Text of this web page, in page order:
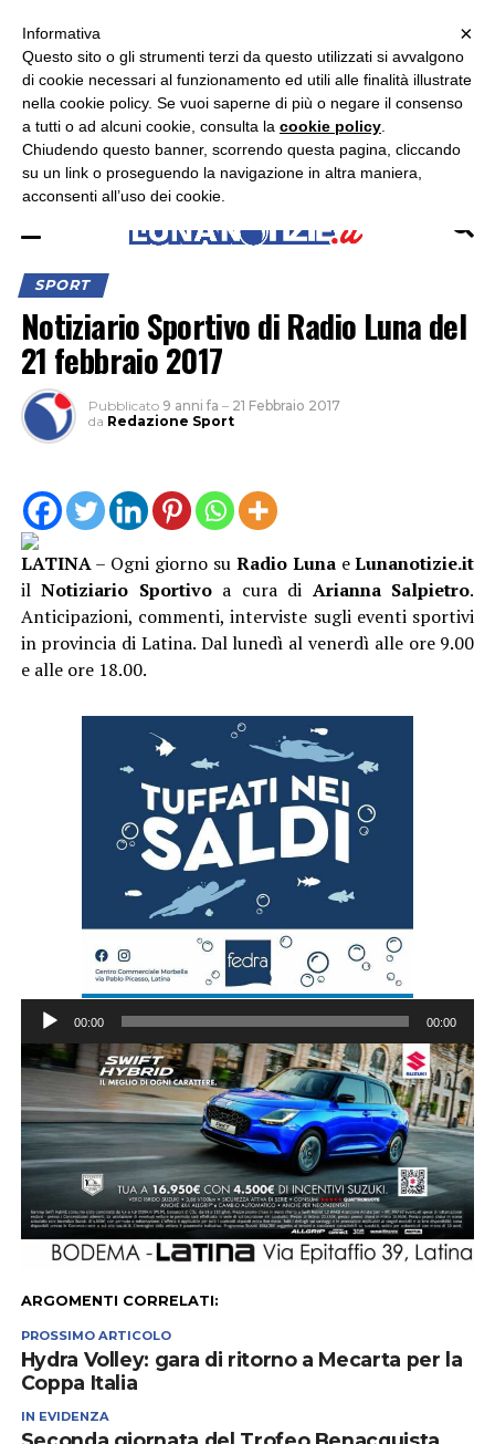
ASCOLTA RADIO LUNA
SPORT
Notiziario Sportivo di Radio Luna del
21 febbraio 2017
Pubblicato 9 anni fa – 21 Febbraio 2017
da Redazione Sport
LATINA– Ogni giorno su Radio LunaeLunanotizie.it
ilNotiziario Sportivoa cura di Arianna Salpietro.
Anticipazioni, commenti, interviste sugli eventi sportivi
in provincia di Latina. Dal lunedì al venerdì alle ore 9.00
e alle ore 18.00.
Audio
00:00 00:00
ARGOMENTI CORRELATI:
PROSSIMO ARTICOLO
Hydra Volley: gara di ritorno a Mecarta per la
Coppa Italia
IN EVIDENZA
×
×
Informativa
Questo sito o gli strumenti terzi da questo utilizzati si avvalgono
di cookie necessari al funzionamento ed utili alle finalità illustrate
nella cookie policy. Se vuoi saperne di più o negare il consenso
a tutti o ad alcuni cookie, consulta la cookie policy
Chiudendo questo banner, scorrendo questa pagina, cliccando
su un link o proseguendo la navigazione in altra maniera,
acconsenti all’uso dei cookie.